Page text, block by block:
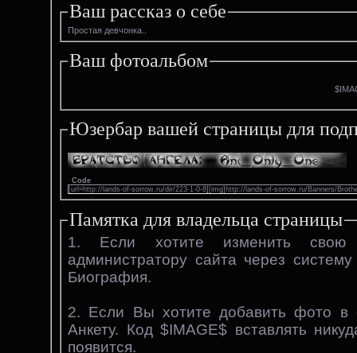
Ваш рассказ о себе
Простая девчонка..
Ваш фотоальбом
Юзербар вашей страницы для
Code
[url=http://lands-of-sorrow.ru/dir/223-1-0-8][img]http://lands-of-sorrow.ru/Banners/
Памятка для владельца страницы
1. Если хотите изменить
администратору сайта через
Биография.
2. Если Вы хотите добавить фото в
Анкету. Код $IMAGE$ вставлять
появится.